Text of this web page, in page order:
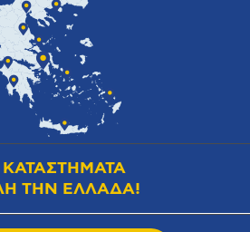
ΚΑΤΑΣΤΗΜΑΤΑ
ΤΗΝ ΕΛΛΑΔΑ!